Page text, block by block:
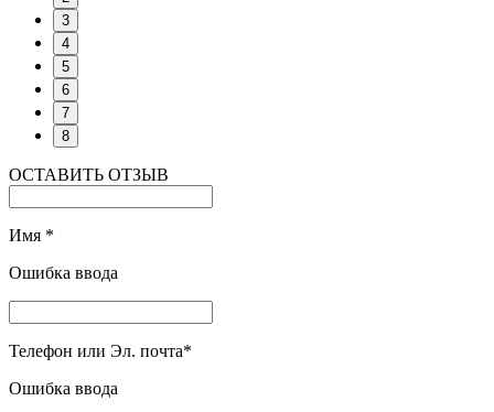
3
4
5
6
7
8
ОСТАВИТЬ ОТЗЫВ
Имя *
Ошибка ввода
Телефон или Эл. почта*
Ошибка ввода